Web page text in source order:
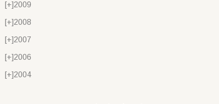
[+]2009
[+]2008
[+]2007
[+]2006
[+]2004